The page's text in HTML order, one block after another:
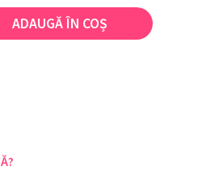
ADAUGĂ ÎN COȘ